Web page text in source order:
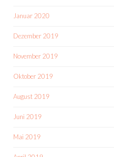
Januar 2020
Dezember 2019
November 2019
Oktober 2019
August 2019
Juni 2019
Mai 2019